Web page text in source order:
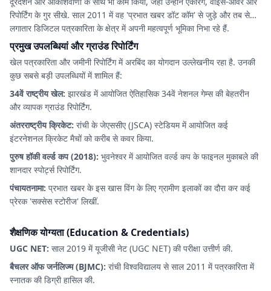
रिपोर्टिंग के गुर सीखे. साल 2011 में वह 'प्रभात खबर डॉट कॉम' से जुड़े और तब से
लगातार डिजिटल पत्रकारिता के क्षेत्र में अपनी महत्वपूर्ण भूमिका निभा रहे हैं.
प्रमुख उपलब्धियां और ग्राउंड रिपोर्टिंग
खेल पत्रकारिता और जमीनी रिपोर्टिंग में अरबिंद का योगदान उल्लेखनीय रहा है. उनकी
कुछ सबसे बड़ी उपलब्धियों में शामिल हैं:
34वें राष्ट्रीय खेल: झारखंड में आयोजित ऐतिहासिक 34वें नेशनल गेम्स की बेहतरीन
और व्यापक ग्राउंड रिपोर्टिंग.
अंतरराष्ट्रीय क्रिकेट: रांची के जेएससीए (JSCA) स्टेडियम में आयोजित कई
इंटरनेशनल क्रिकेट मैचों को करीब से कवर किया.
पुरुष हॉकी वर्ल्ड कप (2018): भुवनेश्वर में आयोजित वर्ल्ड कप के फाइनल मुकाबले की
शानदार स्पोर्ट्स रिपोर्टिंग.
पंचायतनामा: प्रभात खबर के इस खास विंग के लिए ग्रामीण इलाकों का दौरा कर कई
प्रेरक 'सक्सेस स्टोरीज' लिखीं.
शैक्षणिक योग्यता (Education & Credentials)
UGC NET: साल 2019 में यूजीसी नेट (UGC NET) की परीक्षा उत्तीर्ण की.
बैचलर ऑफ जर्नलिज्म (BJMC): रांची विश्वविद्यालय से साल 2011 में पत्रकारिता में
स्नातक की डिग्री हासिल की.